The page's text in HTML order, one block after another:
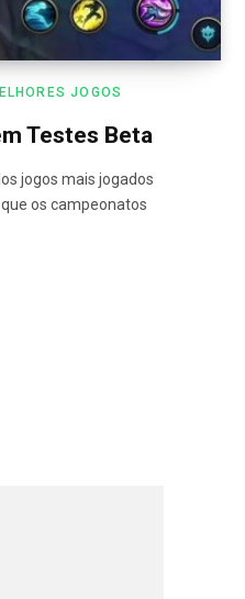
JOGOS
Testes Beta
jogos mais jogados
os campeonatos